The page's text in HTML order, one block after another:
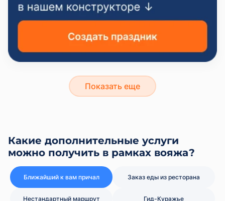
Показать еще
Какие дополнительные услуги
можно получить в рамках вояжа?
Ближайший к вам причал Заказ еды из ресторана
Нестандартный маршрут Гид-Куражье